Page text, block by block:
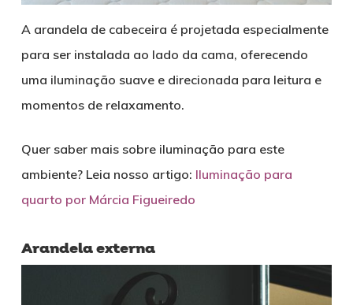
A arandela de cabeceira é projetada especialmente
para ser instalada ao lado da cama, oferecendo
uma iluminação suave e direcionada para leitura e
momentos de relaxamento.
Quer saber mais sobre iluminação para este
ambiente? Leia nosso artigo: Iluminação para
quarto por Márcia Figueiredo
Arandela externa